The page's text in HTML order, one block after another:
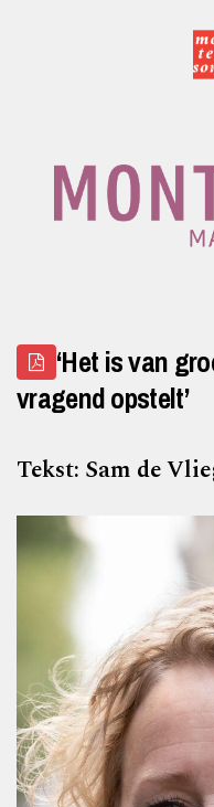
Home
Rubrieken
Montessori.nl
Contact
‘Het is van
vragend opstelt’
Tekst: Sam de